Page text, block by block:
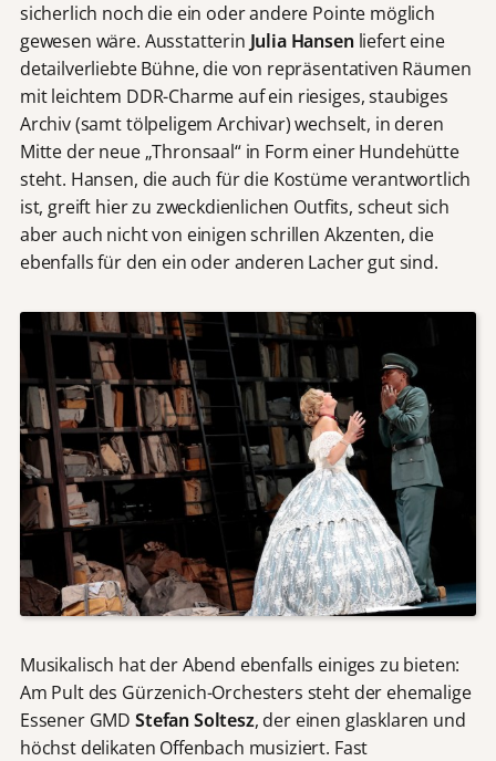
sicherlich noch die ein oder andere Pointe möglich
gewesen wäre. Ausstatterin Julia Hansenliefert eine
detailverliebte Bühne, die von repräsentativen Räumen
mit leichtem DDR-Charme auf ein riesiges, staubiges
Archiv (samt tölpeligem Archivar) wechselt, in deren
Mitte der neue „Thronsaal“ in Form einer Hundehütte
steht. Hansen, die auch für die Kostüme verantwortlich
ist, greift hier zu zweckdienlichen Outfits, scheut sich
aber auch nicht von einigen schrillen Akzenten, die
ebenfalls für den ein oder anderen Lacher gut sind.
Musikalisch hat der Abend ebenfalls einiges zu bieten:
Am Pult des Gürzenich-Orchesters steht der ehemalige
Essener GMD Stefan Soltesz, der einen glasklaren und
höchst delikaten Offenbach musiziert. Fast